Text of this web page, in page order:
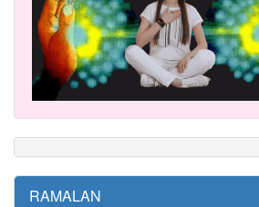
RAMALAN